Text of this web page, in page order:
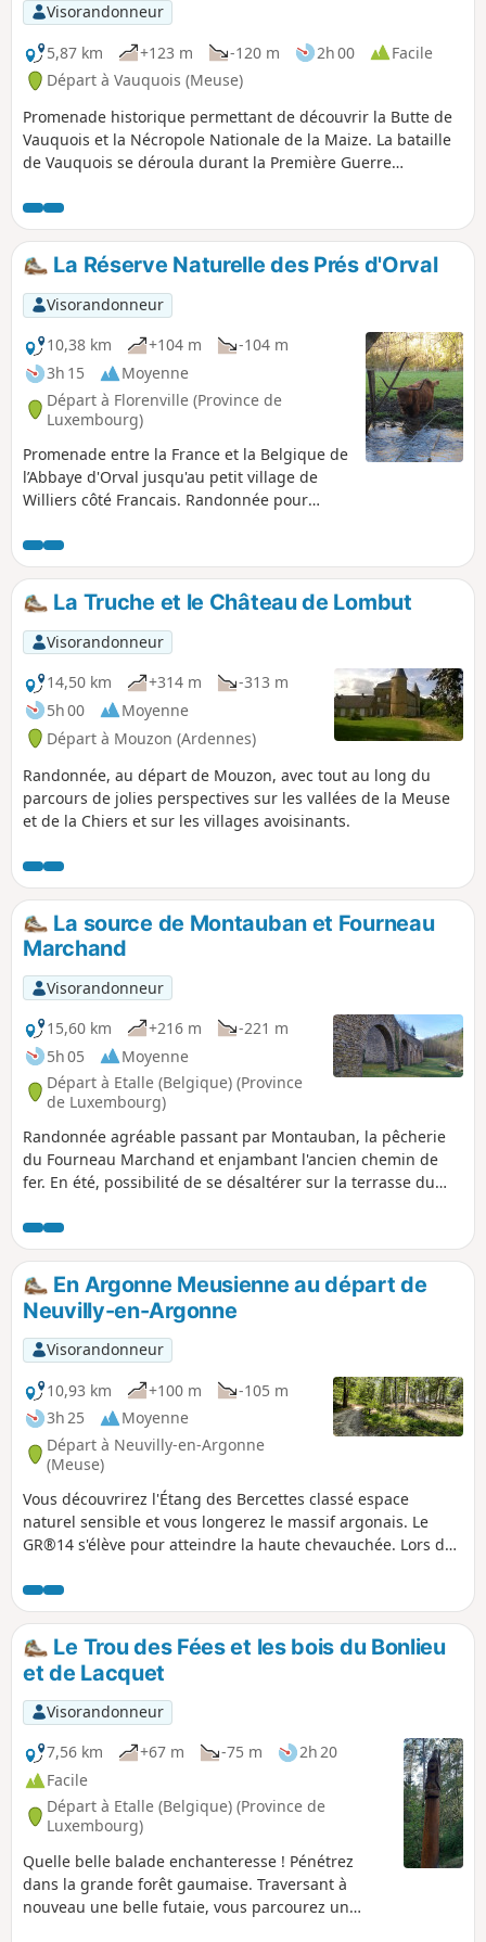
Visorandonneur
5,87 km
+123 m -120 m 2h 00
Facile
Départ à Vauquois (Meuse)
Promenade historique permettant de découvrir la Butte de
Vauquois et la Nécropole Nationale de la Maize. La bataille
de Vauquois se déroula durant la Première Guerre
nom, ce qui en faisait un lieu stratégique. Vauquois est un
haut-lieu de la guerre des mines, cette technique
consistant à creuser de profondes galeries et à y enfouir
des tonnes d'explosifs afin de causer d'importants dégâts
en surface avant de lancer un assaut.
La Réserve Naturelle des Prés d'Orval
Visorandonneur
10,38 km
+104 m
-104 m
3h 15
Moyenne
Départ à Florenville (Province de
Luxembourg)
Promenade entre la France et la Belgique de
l’Abbaye d'Orval jusqu'au petit village de
Williers côté Francais. Randonnée pour
forestiers et avoir comme guide les
murmures d'un ruisseau. Partir à la
rencontre d'un troupeau de vaches Highland
mais aussi, plus atypique, observer des
traces de vestiges gallo-romains.
La Truche et le Château de Lombut
Visorandonneur
14,50 km
+314 m
-313 m
5h 00
Moyenne
Départ à Mouzon (Ardennes)
Randonnée, au départ de Mouzon, avec tout au long du
parcours de jolies perspectives sur les vallées de la Meuse
et de la Chiers et sur les villages avoisinants.
La source de Montauban et Fourneau
Marchand
Visorandonneur
15,60 km
+216 m
-221 m
5h 05
Moyenne
Départ à Etalle (Belgique) (Province
de Luxembourg)
Randonnée agréable passant par Montauban, la pêcherie
du Fourneau Marchand et enjambant l'ancien chemin de
fer. En été, possibilité de se désaltérer sur la terrasse du
En Argonne Meusienne au départ de
Neuvilly-en-Argonne
Visorandonneur
10,93 km
+100 m
-105 m
3h 25
Moyenne
Départ à Neuvilly-en-Argonne
(Meuse)
Vous découvrirez l'Étang des Bercettes classé espace
naturel sensible et vous longerez le massif argonais. Le
GR®14 s'élève pour atteindre la haute chevauchée. Lors de
de découverte où vous trouverez des arbres de toute sortes,
noyer noir, sapin blanc, etc.
Le Trou des Fées et les bois du Bonlieu
et de Lacquet
Visorandonneur
7,56 km
+67 m -75 m
2h 20
Facile
Départ à Etalle (Belgique) (Province de
Luxembourg)
Quelle belle balade enchanteresse ! Pénétrez
dans la grande forêt gaumaise. Traversant à
nouveau une belle futaie, vous parcourez un